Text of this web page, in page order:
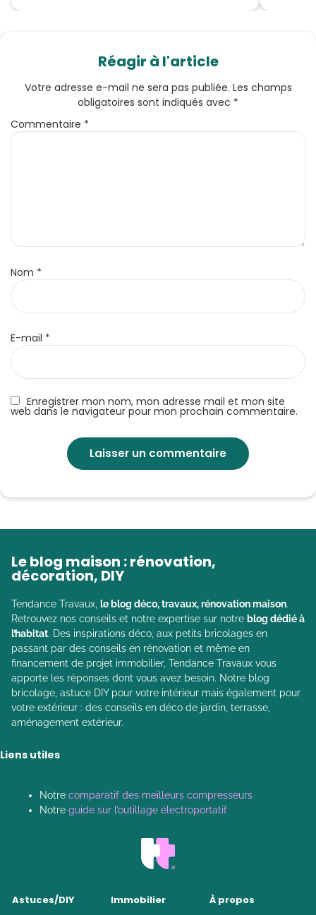
Réagir à l'article
Enregistrer mon nom, mon adresse mail et mon site
web dans le navigateur pour mon prochain commentaire.
Votre adresse e-mail ne sera pas publiée. Les champs
obligatoires sont indiqués avec *
Commentaire *
Nom *
E-mail *
Le blog maison : rénovation,
décoration, DIY
Tendance Travaux, le blog déco, travaux, rénovation maison.
Retrouvez nos conseils et notre expertise sur notre blog dédié à
l’habitat. Des inspirations déco, aux petits bricolages en
passant par des conseils en rénovation et même en
financement de projet immobilier, Tendance Travaux vous
apporte les réponses dont vous avez besoin. Notre blog
bricolage, astuce DIY pour votre intérieur mais également pour
votre extérieur : des conseils en déco de jardin, terrasse,
aménagement extérieur.
Liens utiles
Notre comparatif des meilleurs compresseurs
Notre guide sur l’outillage électroportatif
Astuces/DIY Immobilier À propos